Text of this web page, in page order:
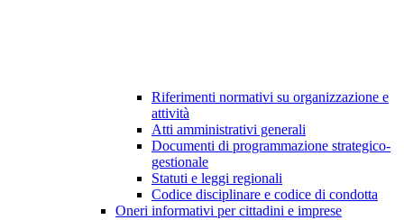
Riferimenti normativi su organizzazione e
attività
Atti amministrativi generali
Documenti di programmazione strategico-
gestionale
Statuti e leggi regionali
Codice disciplinare e codice di condotta
Oneri informativi per cittadini e imprese